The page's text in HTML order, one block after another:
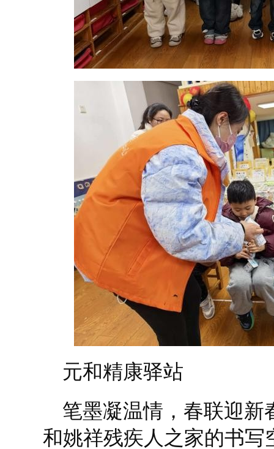
元和精康驿站
笔墨凝温情，春联迎新
和姚祥残疾人之家的书写